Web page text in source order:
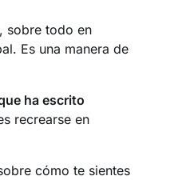
sobre todo en
Es una manera de
ha escrito
recrearse en
cómo te sientes